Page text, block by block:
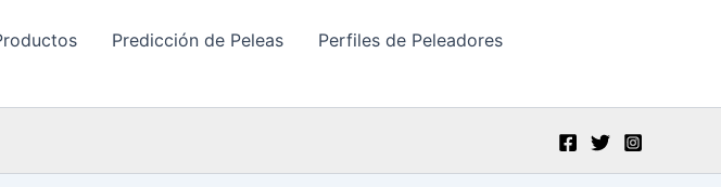
Predicción de Peleas
Perfiles de Peleadores